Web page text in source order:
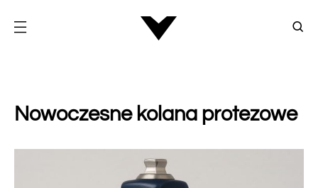
Nowoczesne kolana protezowe